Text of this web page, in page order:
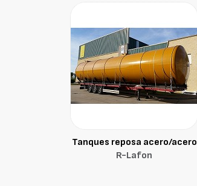
Tanques reposa acero/acero
R-Lafon